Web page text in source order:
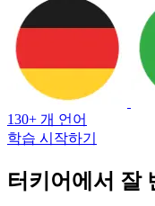
130+ 개 언어
학습 시작하기
터키어에서 잘